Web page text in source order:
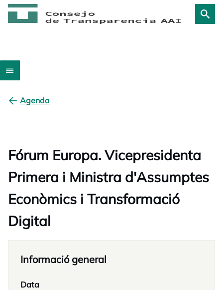
Agenda
Fórum Europa. Vicepresidenta
Primera i Ministra d'Assumptes
Econòmics i Transformació
Digital
Informació general
Data